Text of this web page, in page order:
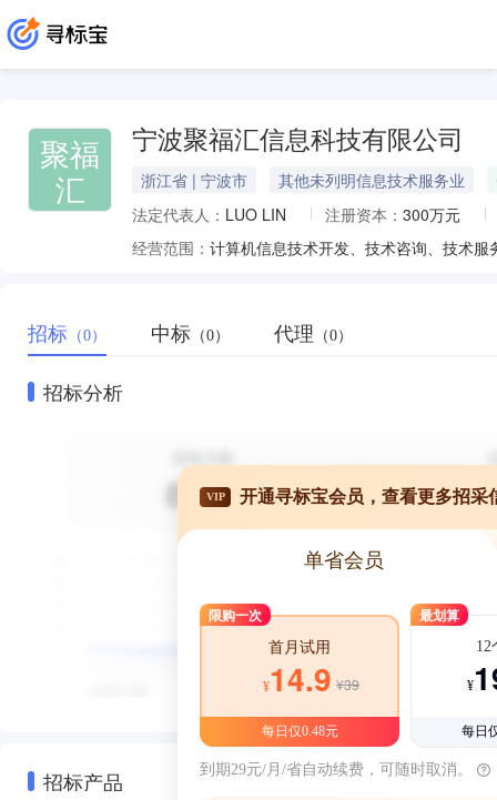
聚福
汇
宁波聚福汇信息科技有限公司
浙江省 | 宁波市 其他未列明信息技术服务业
法定代表人： LUO LIN 注册资本： 300万元
经营范围：
招标 （0） 中标 （0） 代理 （0）
招标分析
招标产品
VIP 开通寻标宝会员，查看更多招采
单省会员
限购一次
首月试用
¥14.9 ¥39
每日仅0.48元
最划算
12
¥
每日
到期29元/月/省自动续费，可随时取消。